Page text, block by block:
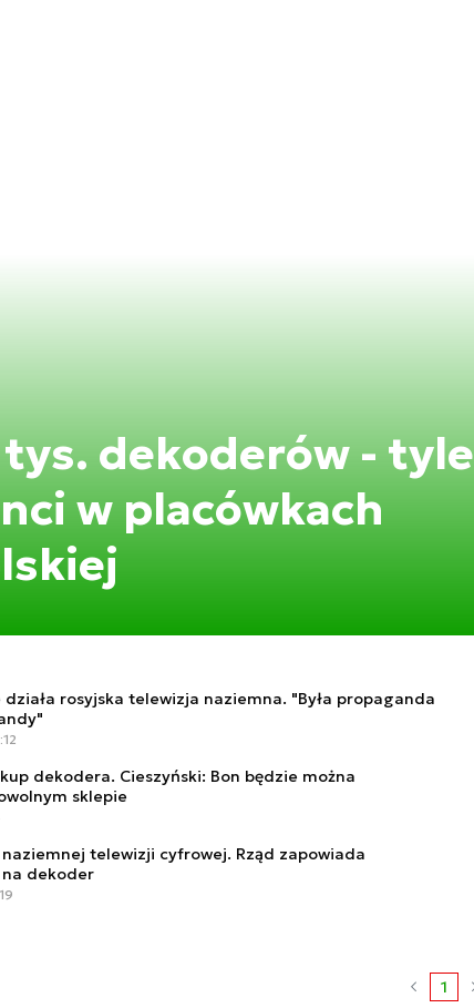
tys. dekoderów - tyle
w placówkach
rosyjska telewizja naziemna. "Była propaganda
dekodera. Cieszyński: Bon będzie można
sklepie
telewizji cyfrowej. Rząd zapowiada
na dekoder
1